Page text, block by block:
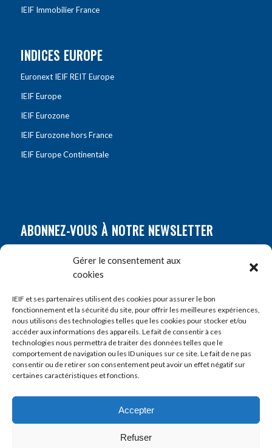
Gérer le consentement aux
cookies
IEIF et ses partenaires utilisent des cookies pour assurer le bon
fonctionnement et la sécurité du site, pour offrir les meilleures expériences,
nous utilisons des technologies telles que les cookies pour stocker et/ou
accéder aux informations des appareils. Le fait de consentir à ces
technologies nous permettra de traiter des données telles que le
comportement de navigation ou les ID uniques sur ce site. Le fait de ne pas
consentir ou de retirer son consentement peut avoir un effet négatif sur
certaines caractéristiques et fonctions.
Accepter
Refuser
IEIF Immobilier France
INDICES EUROPE
Euronext IEIF REIT Europe
IEIF Europe
IEIF Eurozone
IEIF Eurozone hors France
IEIF Europe Continentale
ABONNEZ-VOUS À NOTRE NEWSLETTER
Prénom*
E-mail*